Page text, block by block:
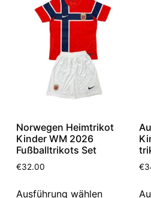
Norwegen Heimtrikot
Kinder WM 2026
Fußballtrikots Set
€32.00
Ausführung wählen
€